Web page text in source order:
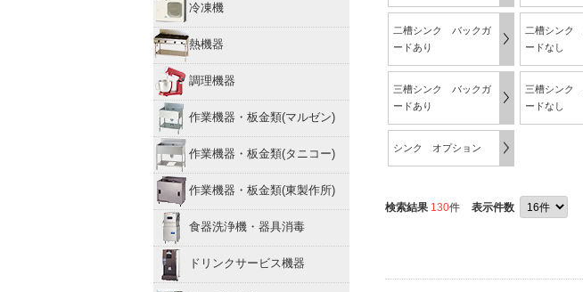
冷凍機
熱機器
調理機器
作業機器・板金類(マルゼン)
作業機器・板金類(タニコー)
作業機器・板金類(東製作所)
食器洗浄機・器具消毒
ドリンクサービス機器
二槽シンク バックガ
ードあり
二槽シンク
ードなし
三槽シンク バックガ
ードあり
三槽シンク
ードなし
シンク オプション
検索結果 130件 表示件数